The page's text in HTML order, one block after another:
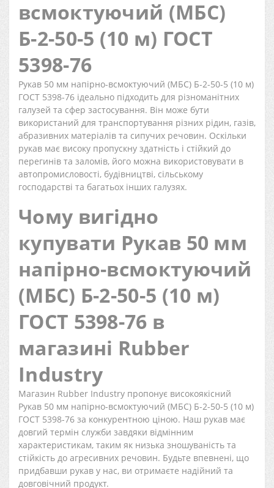
всмоктуючий (МБС)
Б-2-50-5 (10 м) ГОСТ
5398-76
Рукав 50 мм напірно-всмоктуючий (МБС) Б-2-50-5 (10 м)
ГОСТ 5398-76 ідеально підходить для різноманітних
галузей та сфер застосування. Він може бути
використаний для транспортування різних рідин, газів,
абразивних матеріалів та сипучих речовин. Оскільки
рукав має високу пропускну здатність і стійкий до
перегинів та заломів, його можна використовувати в
автопромисловості, будівництві, сільському
господарстві та багатьох інших галузях.
Чому вигідно
купувати Рукав 50 мм
напірно-всмоктуючий
(МБС) Б-2-50-5 (10 м)
ГОСТ 5398-76 в
магазині Rubber
Industry
Магазин Rubber Industry пропонує високоякісний
Рукав 50 мм напірно-всмоктуючий (МБС) Б-2-50-5 (10 м)
ГОСТ 5398-76 за конкурентною ціною. Наш рукав має
довгий термін служби завдяки відмінним
характеристикам, таким як низька зношуваність та
стійкість до агресивних речовин. Будьте впевнені, що
придбавши рукав у нас, ви отримаєте надійний та
довговічний продукт.